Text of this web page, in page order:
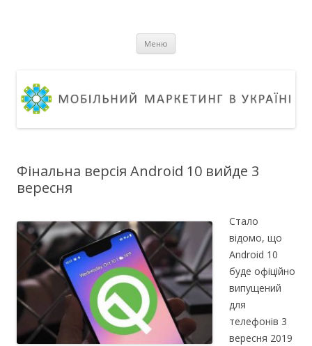
Меню
Фінальна версія Android 10 вийде 3
вересня
Стало
відомо, що
Android 10
буде офіційно
випущений
для
телефонів 3
вересня 2019